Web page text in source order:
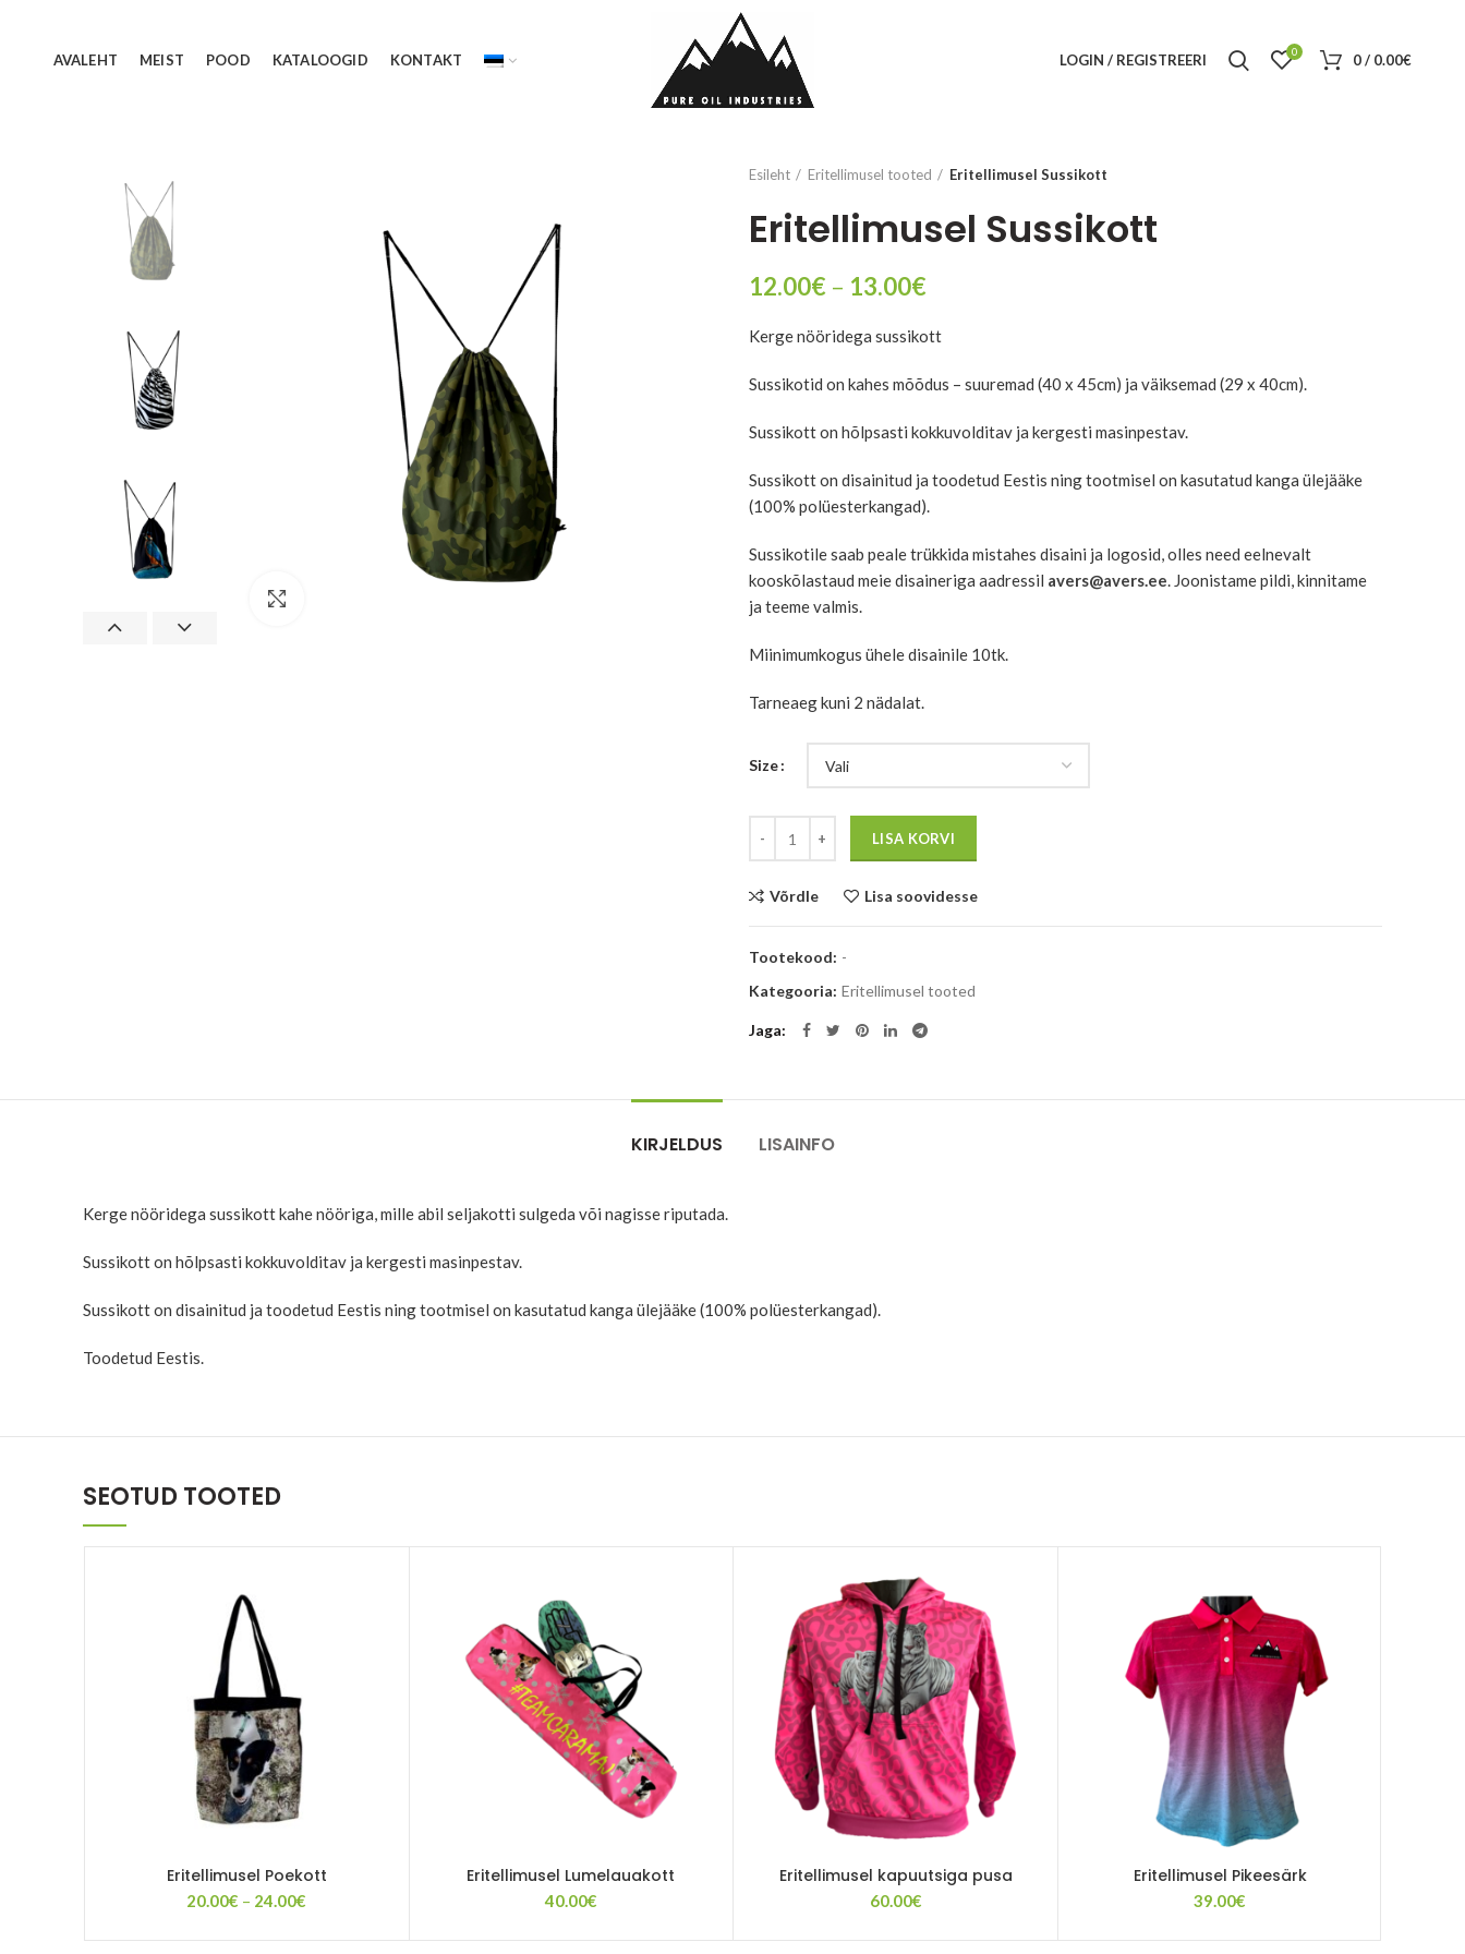
AVALEHT MEIST POOD KATALOOGID KONTAKT LOGIN / REGISTREERI 0 0/ 0.00€
Esileht Eritellimusel tooted Eritellimusel Sussikott
Eritellimusel Sussikott
12.00€ – 13.00€Price
12.00€
13.00€
Kerge nööridega sussikott
Sussikotid on kahes mõõdus – suuremad (40 x 45cm) ja väiksemad (29 x 40cm).
Sussikott on hõlpsasti kokkuvolditav ja kergesti masinpestav.
Sussikott on disainitud ja toodetud Eestis ning tootmisel on kasutatud kanga ülejääke
(100% polüesterkangad).
Sussikotile saab peale trükkida mistahes disaini ja logosid, olles need eelnevalt
kooskõlastaud meie disaineriga aadressil avers@avers.ee. Joonistame pildi, kinnitame
ja teeme valmis.
Miinimumkogus ühele disainile 10tk.
Tarneaeg kuni 2 nädalat.
Size
LISA KORVI
Võrdle Lisa soovidesse
Tootekood: -
Kategooria: Eritellimusel tooted
Jaga
KIRJELDUS LISAINFO
Kerge nööridega sussikott kahe nööriga, mille abil seljakotti sulgeda või nagisse riputada.
Sussikott on hõlpsasti kokkuvolditav ja kergesti masinpestav.
Sussikott on disainitud ja toodetud Eestis ning tootmisel on kasutatud kanga ülejääke (100% polüesterkangad).
Toodetud Eestis.
SEOTUD TOOTED
Eritellimusel Poekott
20.00€ – 24.00€
20.00€
Eritellimusel Lumelauakott
40.00€
Eritellimusel kapuutsiga pusa
60.00€
Eritellimusel Pikeesärk
39.00€